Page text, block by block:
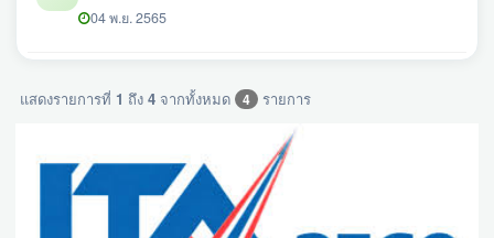
04 พ.ย. 2565
แสดงรายการที่ 1 ถึง 4 จากทั้งหมด 4 รายการ